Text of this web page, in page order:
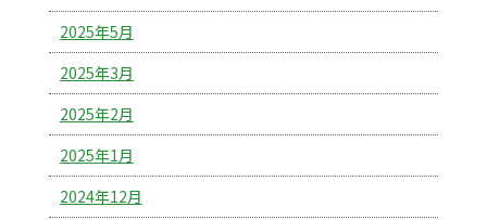
2025年5月
2025年3月
2025年2月
2025年1月
2024年12月